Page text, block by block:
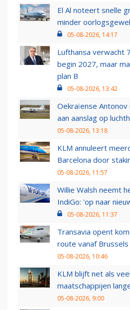
El Al noteert snelle
minder
05-08-2026, 14:17
Lufthansa verwacht
begin 2027, maar
plan B
05-08-2026, 13:42
Oekraïense
aan aanslag op
05-08-2026, 13:18
KLM annuleert
Barcelona door
05-08-2026, 11:57
Willie Walsh neemt
IndiGo: 'op naar
05-08-2026, 11:37
Transavia opent
route vanaf
05-08-2026, 10:46
KLM blijft net als
maatschappijen
05-08-2026, 9:00